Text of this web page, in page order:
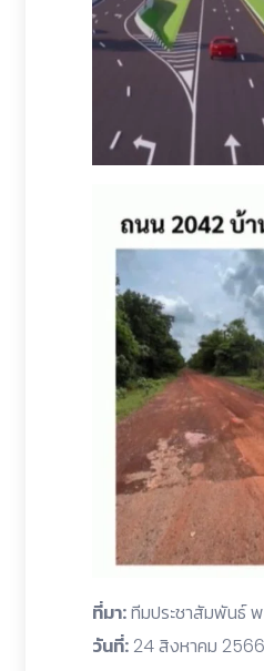
ที่มา:ทีมประชาสัมพันธ์
วันที่: 24 สิงหาคม 2566